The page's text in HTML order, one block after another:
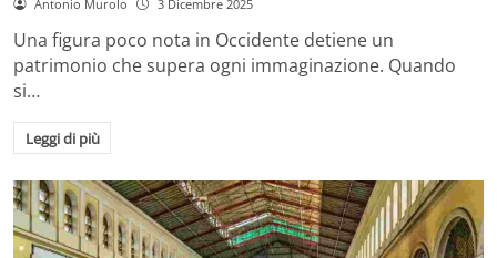
Antonio Murolo 3 Dicembre 2025
Una figura poco nota in Occidente detiene un
patrimonio che supera ogni immaginazione. Quando
si…
Leggi di più